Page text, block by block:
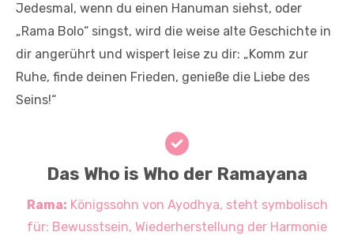
Jedesmal, wenn du einen Hanuman siehst, oder
„Rama Bolo“ singst, wird die weise alte Geschichte in
dir angerührt und wispert leise zu dir: „Komm zur
Ruhe, finde deinen Frieden, genieße die Liebe des
Seins!“
Das Who is Who der Ramayana
Rama: Königssohn von Ayodhya, steht symbolisch
für: Bewusstsein, Wiederherstellung der Harmonie